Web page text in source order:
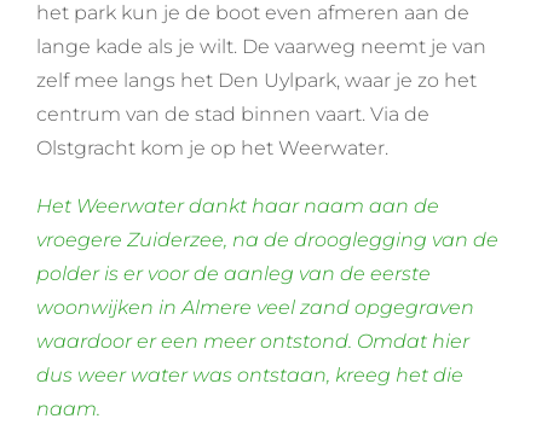
het park kun je de boot even afmeren aan de
lange kade als je wilt. De vaarweg neemt je van
zelf mee langs het Den Uylpark, waar je zo het
centrum van de stad binnen vaart. Via de
Olstgracht kom je op het Weerwater.
Het Weerwater dankt haar naam aan de
vroegere Zuiderzee, na de drooglegging van de
polder is er voor de aanleg van de eerste
woonwijken in Almere veel zand opgegraven
waardoor er een meer ontstond. Omdat hier
dus weer water was ontstaan, kreeg het die
naam.